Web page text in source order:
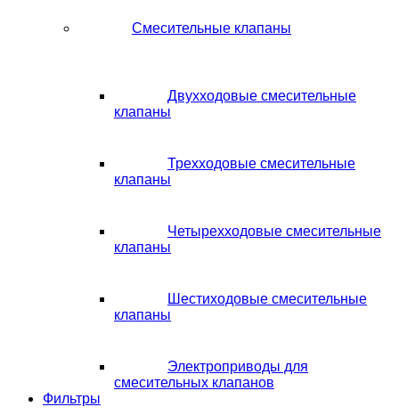
Смесительные клапаны
Двухходовые смесительные
клапаны
Трехходовые смесительные
клапаны
Четырехходовые смесительные
клапаны
Шестиходовые смесительные
клапаны
Электроприводы для
смесительных клапанов
Фильтры